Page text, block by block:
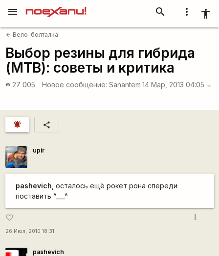
more_vert accessibility_new
search
menu
arrow_back Вело-болталка
Выбор резины для гибрида
(MTB): советы и критика
visibility 27 005 Новое сообщение: Sanantem 14 Мар, 2013 04:05 arrow_downward
notifications_active share
upir
pashevich , осталось ещё рокет рона спереди
поставить ^___^
favorite_border
26 Июл, 2010 18:31
more_vert
pashevich